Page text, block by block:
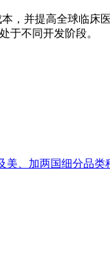
并提高全球临床
于不同开发阶段。
美、加两国细分品类